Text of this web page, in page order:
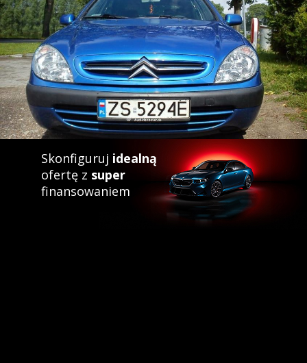
Skonfiguruj idealną
ofertę z super
finansowaniem